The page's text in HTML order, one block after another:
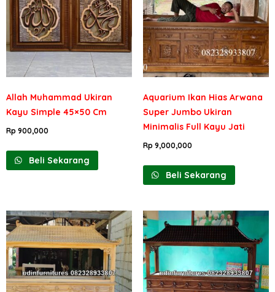
Allah Muhammad Ukiran
Kayu Simple 45×50 Cm
Rp 900,000
Beli Sekarang
Aquarium Ikan Hias Arwana
Super Jumbo Ukiran
Minimalis Full Kayu Jati
Rp9,000,000
Beli Sekarang